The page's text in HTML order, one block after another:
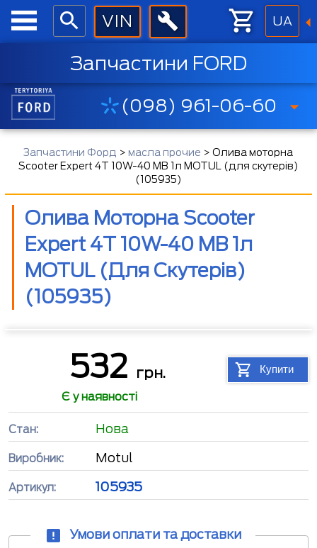
UA
Запчастини FORD
(098) 961-06-60
Запчастини Форд > масла прочие >Олива моторна
Scooter Expert 4T 10W-40 MB 1л MOTUL (для скутерів)
(105935)
Олива Моторна Scooter
Expert 4T 10W-40 MB 1л
MOTUL (для Скутерів)
(105935)
532 грн. Купити
Є у наявності
Стан: Нова
Виробник: Motul
Артикул: 105935
Умови оплати та доставки